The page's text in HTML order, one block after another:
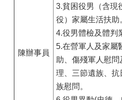
陳辦事員
3.貧困役男（含現
役）家屬生活扶助
4.役男體檢及體判
5.在營軍人及家屬
助、傷殘軍人慰問
理、三節遺族、抗
族慰問。